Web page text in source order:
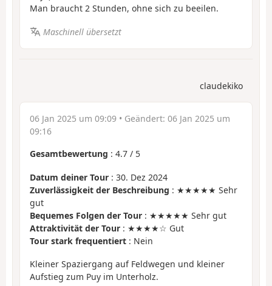
Man braucht 2 Stunden, ohne sich zu beeilen.
Maschinell übersetzt
claudekiko
06 Jan 2025 um 09:09 • Geändert: 06 Jan 2025 um
09:16
Gesamtbewertung : 4.7 / 5
Datum deiner Tour : 30. Dez 2024
Zuverlässigkeit der Beschreibung : ★★★★★ Sehr
gut
Bequemes Folgen der Tour : ★★★★★ Sehr gut
Attraktivität der Tour : ★★★★☆ Gut
Tour stark frequentiert : Nein
Kleiner Spaziergang auf Feldwegen und kleiner
Aufstieg zum Puy im Unterholz.